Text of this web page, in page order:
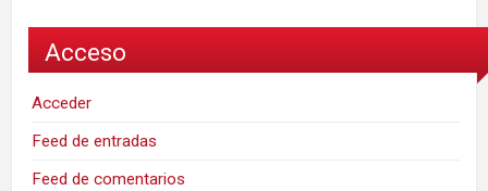
Acceso
Acceder
Feed de entradas
Feed de comentarios